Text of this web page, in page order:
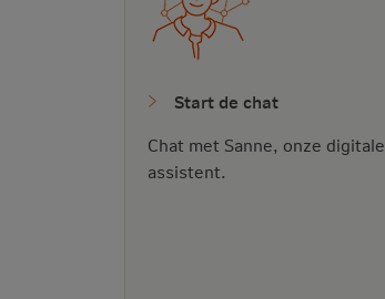
Start de chat
Chat met Sanne, onze digitale
assistent.